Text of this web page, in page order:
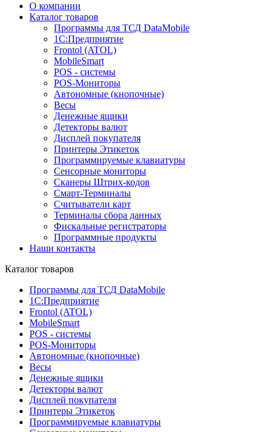
О компании
Каталог товаров
Программы для ТСД DataMobile
1С:Предприятие
Frontol (ATOL)
MobileSmart
POS - системы
POS-Мониторы
Автономные (кнопочные)
Весы
Денежные ящики
Детекторы валют
Дисплей покупателя
Принтеры Этикеток
Программируемые клавиатуры
Сенсорные мониторы
Сканеры Штрих-кодов
Смарт-Терминалы
Считыватели карт
Терминалы сбора данных
Фискальные регистраторы
Программные продукты
Наши контакты
Каталог товаров
Программы для ТСД DataMobile
1С:Предприятие
Frontol (ATOL)
MobileSmart
POS - системы
POS-Мониторы
Автономные (кнопочные)
Весы
Денежные ящики
Детекторы валют
Дисплей покупателя
Принтеры Этикеток
Программируемые клавиатуры